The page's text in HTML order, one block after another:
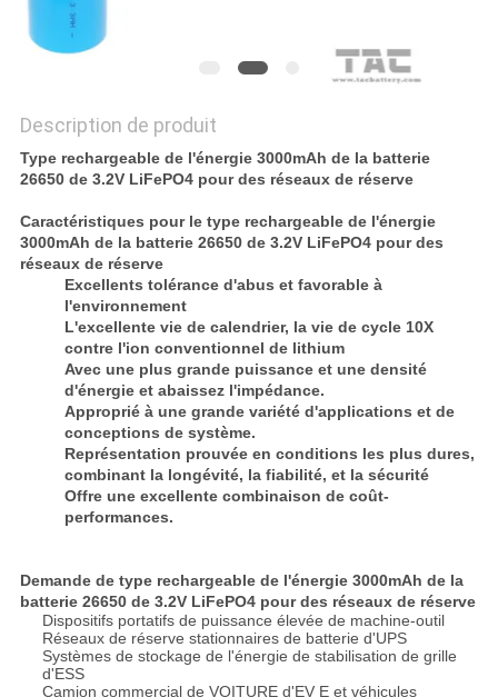
PRIVACY
POLICY
Description de produit
Type rechargeable de l'énergie 3000mAh de la batterie
26650 de 3.2V LiFePO4 pour des réseaux de réserve
Caractéristiques pour le type rechargeable de l'énergie
3000mAh de la batterie 26650 de 3.2V LiFePO4 pour des
réseaux de réserve
Excellents tolérance d'abus et favorable à
l'environnement
L'excellente vie de calendrier, la vie de cycle 10X
contre l'ion conventionnel de lithium
Avec une plus grande puissance et une densité
d'énergie et abaissez l'impédance.
Approprié à une grande variété d'applications et de
conceptions de système.
Représentation prouvée en conditions les plus dures,
combinant la longévité, la fiabilité, et la sécurité
Offre une excellente combinaison de coût-
performances.
Demande de type rechargeable de l'énergie 3000mAh de la
batterie 26650 de 3.2V LiFePO4 pour des réseaux de réserve
Dispositifs portatifs de puissance élevée de machine-outil
Réseaux de réserve stationnaires de batterie d'UPS
Systèmes de stockage de l'énergie de stabilisation de grille
d'ESS
Camion commercial de VOITURE d'EV E et véhicules